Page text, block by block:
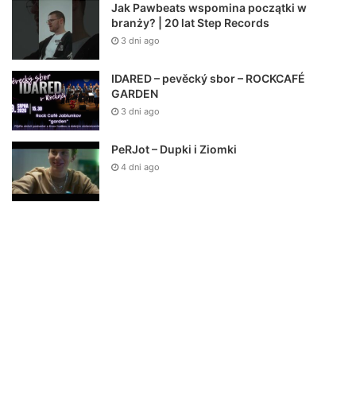
Jak Pawbeats wspomina początki w
branży? | 20 lat Step Records
3 dni ago
IDARED – pevěcký sbor – ROCKCAFÉ
GARDEN
3 dni ago
PeRJot – Dupki i Ziomki
4 dni ago